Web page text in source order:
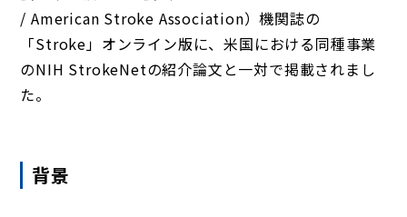
/ American Stroke Association）機関誌の
「Stroke」オンライン版に、米国における同種事業
のNIH StrokeNetの紹介論文と一対で掲載されまし
た。
背景